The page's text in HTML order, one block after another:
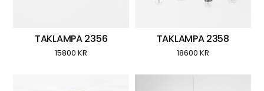
TAKLAMPA 2356
15800KR
TAKLAMPA 2358
18600 KR